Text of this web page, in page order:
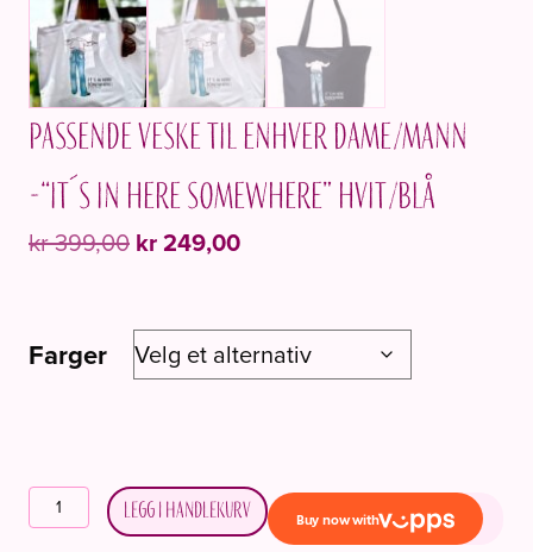
Passende veske til enhver dame/mann
-“It´s in here somewhere” Hvit/blå
kr399,00 Opprinnelig
kr 399,00.
kr249,00Nåværende
kr 249,00.
Farger
Passende
veske
Legg i handlekurv